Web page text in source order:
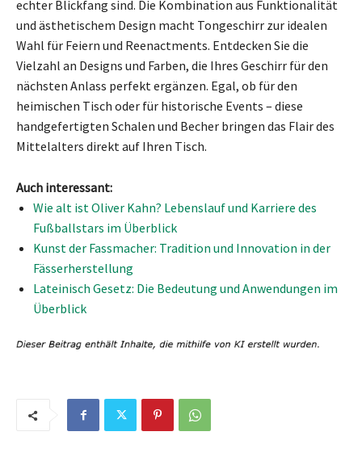
echter Blickfang sind. Die Kombination aus Funktionalität
und ästhetischem Design macht Tongeschirr zur idealen
Wahl für Feiern und Reenactments. Entdecken Sie die
Vielzahl an Designs und Farben, die Ihres Geschirr für den
nächsten Anlass perfekt ergänzen. Egal, ob für den
heimischen Tisch oder für historische Events – diese
handgefertigten Schalen und Becher bringen das Flair des
Mittelalters direkt auf Ihren Tisch.
Auch interessant:
Wie alt ist Oliver Kahn? Lebenslauf und Karriere des
Fußballstars im Überblick
Kunst der Fassmacher: Tradition und Innovation in der
Fässerherstellung
Lateinisch Gesetz: Die Bedeutung und Anwendungen im
Überblick